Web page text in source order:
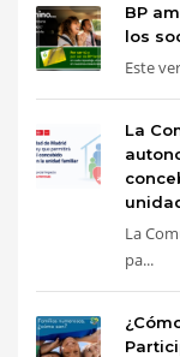
BP
los
Este
La
La
pa...